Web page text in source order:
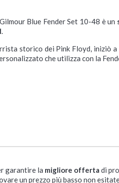
Blue Fender Set 10-48 è un
storico dei Pink Floyd, iniziò
che utilizza con la
garantire la migliore offerta di
un prezzo più basso non